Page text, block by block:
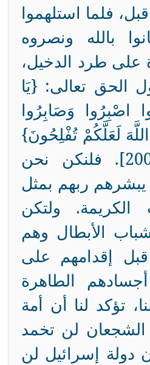
فلما استلهموا
بالله ونصروه
على طرد الدخيل،
الحق تعالى: {يَا
اصْبِرُوا وَصَابِرُوا
لَعَلَّكُمْ تُفْلِحُونَ}
[آل عمران: 200]. فلنكن نحن
يبشرهم ربهم بمثل
الكريمة. ولتكن
الأبطال وهم
قبل إقدامهم على
الطاهرة
تؤكد لنا أن أمة
الشجعان لن تخمد
دولة إسرائيل لن